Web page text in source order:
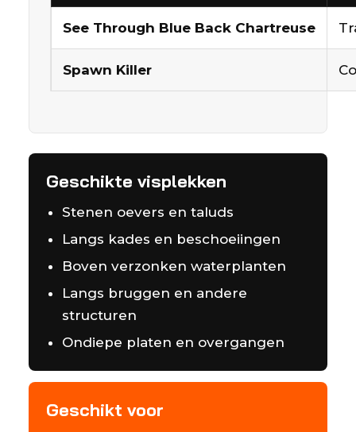
See Through Blue Back Chartreuse
Spawn Killer
Geschikte visplekken
Stenen oevers en taluds
Langs kades en beschoeiingen
Boven verzonken waterplanten
Langs bruggen en andere
structuren
Ondiepe platen en overgangen
Geschikt voor